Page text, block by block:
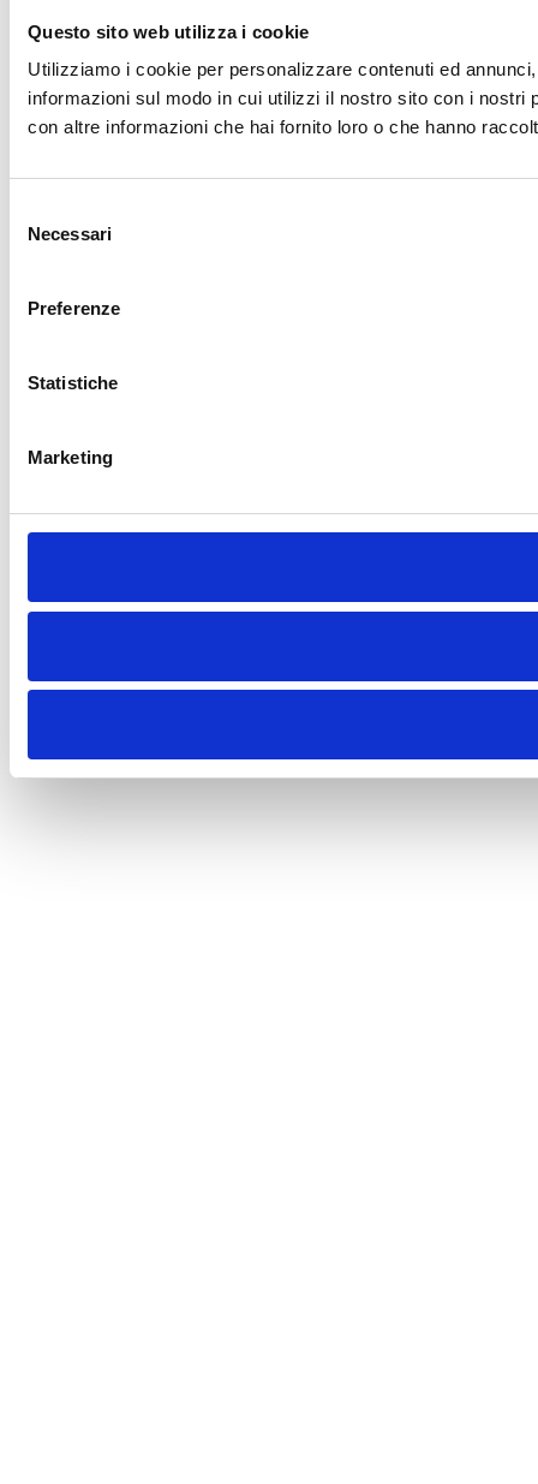
Questo sito web utilizza i cookie
Utilizziamo i cookie per personalizzare contenuti ed
informazioni sul modo in cui utilizzi il nostro sito con i nostri
con altre informazioni che hai fornito loro o che hanno
delNecessari
Preferenze
Statistiche
Marketing